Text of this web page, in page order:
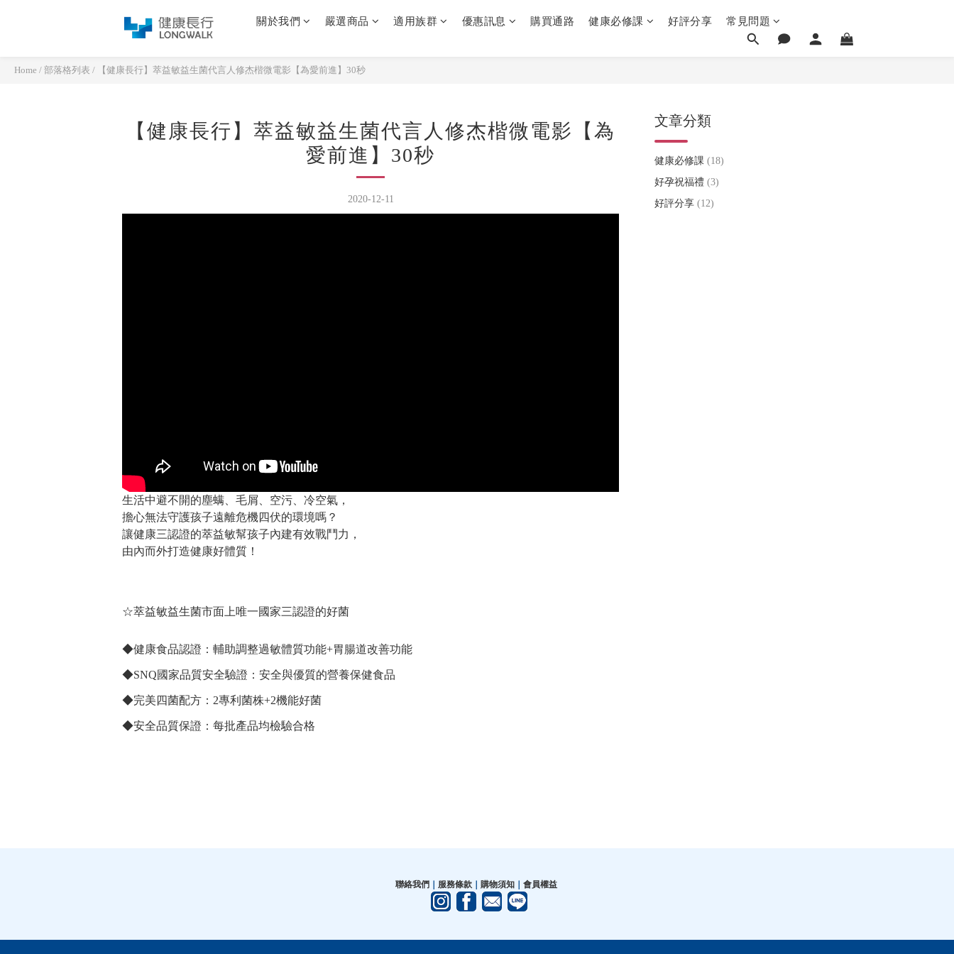
關於我們 嚴選商品 適用族群 優惠訊息 購買通路 健康必修課 好評分享 常見問題
Home / 部落格列表 / 【健康長行】萃益敏益生菌代言人修杰楷微電影【為愛前進】30秒
【健康長行】萃益敏益生菌代言人修杰楷微電影【為
愛前進】30秒
2020-12-11
生活中避不開的塵螨、毛屑、空污、冷空氣，
擔心無法守護孩子遠離危機四伏的環境嗎？
讓健康三認證的萃益敏幫孩子內建有效戰鬥力，
由內而外打造健康好體質！
☆萃益敏益生菌市面上唯一國家三認證的好菌
◆健康食品認證：輔助調整過敏體質功能+胃腸道改善功能
◆SNQ國家品質安全驗證：安全與優質的營養保健食品
◆完美四菌配方：2專利菌株+2機能好菌
◆安全品質保證：每批產品均檢驗合格
文章分類
健康必修課 (18)
好孕祝福禮 (3)
好評分享 (12)
聯絡我們 服務條款｜ 購物須知｜ 會員權益